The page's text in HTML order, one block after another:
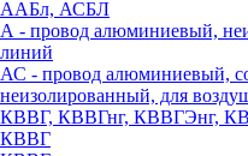
ААБл, АСБЛ
А - провод алюминиевый,
линий
АС - провод алюминиевый,
неизолированный, для
КВВГ, КВВГнг, КВВГЭнг,
КВВГ